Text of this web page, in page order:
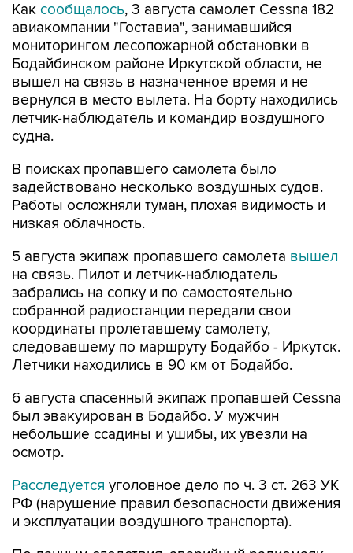
Как сообщалось, 3 августа самолет Cessna 182
авиакомпании "Гоставиа", занимавшийся
мониторингом лесопожарной обстановки в
Бодайбинском районе Иркутской области, не
вышел на связь в назначенное время и не
вернулся в место вылета. На борту находились
летчик-наблюдатель и командир воздушного
судна.
В поисках пропавшего самолета было
задействовано несколько воздушных судов.
Работы осложняли туман, плохая видимость и
низкая облачность.
5 августа экипаж пропавшего самолета вышел
на связь. Пилот и летчик-наблюдатель
забрались на сопку и по самостоятельно
собранной радиостанции передали свои
координаты пролетавшему самолету,
следовавшему по маршруту Бодайбо - Иркутск.
Летчики находились в 90 км от Бодайбо.
6 августа спасенный экипаж пропавшей Cessna
был эвакуирован в Бодайбо. У мужчин
небольшие ссадины и ушибы, их увезли на
осмотр.
Расследуется уголовное дело по ч. 3 ст. 263 УК
РФ (нарушение правил безопасности движения
и эксплуатации воздушного транспорта).